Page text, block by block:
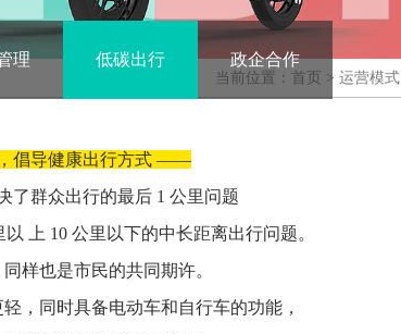
理 低碳出行 政企合作
当前位置： 首页 > 运营模式
倡导健康出行方式 ——
了群众出行的最后 1 公里问题
上 10 公里以下的中长距离出行问题。
样也是市民的共同期许。
，同时具备电动车和自行车的功能，